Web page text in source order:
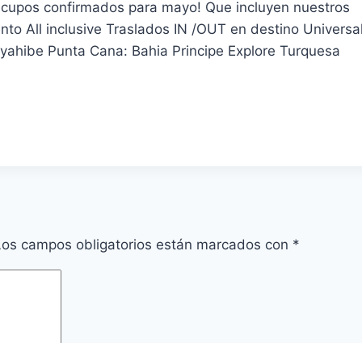
confirmados para mayo! Que incluyen nuestros
All inclusive Traslados IN /OUT en destino
Punta Cana: Bahia Principe Explore Turquesa
campos obligatorios están marcados con *